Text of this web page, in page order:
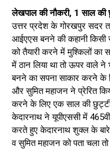
लेखपाल की नौकरी, 1 साल की
उत्तर प्रदेश के गोरखपुर सदर
आईएएस बनने की कहानी
को तैयारी करने में मुश्किलों का
में ठान लिया था तो ऊपर वाले
बनने का सपना साकार करने के
और सुमित महाजन ने प्रेरित
करने के लिए एक साल की
केदारनाथ ने यूपीएससी में
करते हुए केदारनाथ शुक्ल के
व सुमित महाजन को पता चला